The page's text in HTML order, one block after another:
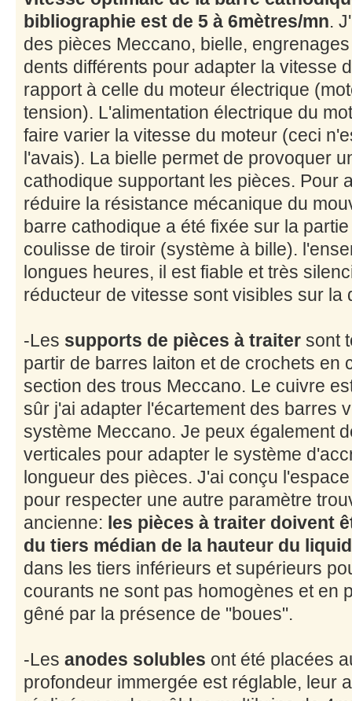
bibliographie est de 5 à 6mètres/mn.
des pièces Meccano, bielle,
dents différents pour adapter la vitesse
rapport à celle du moteur électrique
tension). L'alimentation électrique du
faire varier la vitesse du moteur (ceci
l'avais). La bielle permet de provoquer
cathodique supportant les pièces. Pour
réduire la résistance mécanique du
barre cathodique a été fixée sur la
coulisse de tiroir (système à bille).
longues heures, il est fiable et très
réducteur de vitesse sont visibles sur la
-Les supports de pièces à traiter sont
partir de barres laiton et de crochets en
section des trous Meccano. Le cuivre
sûr j'ai adapter l'écartement des barres
système Meccano. Je peux également
verticales pour adapter le système
longueur des pièces. J'ai conçu
pour respecter une autre paramètre
ancienne: les pièces à traiter doivent
du tiers médian de la hauteur du
dans les tiers inférieurs et supérieurs
courants ne sont pas homogènes et en
gêné par la présence de "boues".
-Les anodes solubles ont été placées
profondeur immergée est réglable, leur